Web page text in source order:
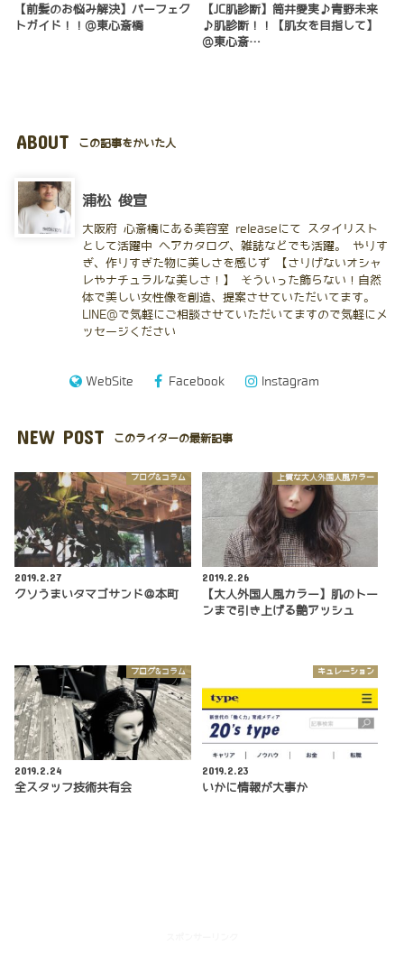
【前髪のお悩み解決】パーフェク
トガイド！！@東心斎橋
【JC肌診断】筒井愛実♪青野未来
♪肌診断！！【肌女を目指して】
@東心斎…
ABOUT この記事をかいた人
浦松 俊宣
大阪府 心斎橋にある美容室 releaseにて スタイリスト
として活躍中 ヘアカタログ、雑誌などでも活躍。 やりす
ぎ、作りすぎた物に美しさを感じず 【さりげないオシャ
レやナチュラルな美しさ！】 そういった飾らない！自然
体で美しい女性像を創造、提案させていただいてます。
LINE@で気軽にご相談させていただいてますので気軽にメ
ッセージください
WebSite Facebook Instagram
NEW POST このライターの最新記事
ブログ&コラム
2019.2.27
クソうまいタマゴサンド＠本町
上質な大人外国人風カラー
2019.2.26
【大人外国人風カラー】肌のトー
ンまで引き上げる艶アッシュ
ブログ&コラム
2019.2.24
全スタッフ技術共有会
キュレーション
2019.2.23
いかに情報が大事か